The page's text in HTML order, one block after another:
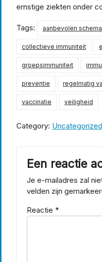
ernstige ziekten onder
Tags: aanbevolen schema
collectieve immuniteit
groepsimmuniteit
preventie regelmatig
vaccinatie veiligheid
Category: Uncategorized
Een reactie
Je e-mailadres zal
velden zijn
Reactie *